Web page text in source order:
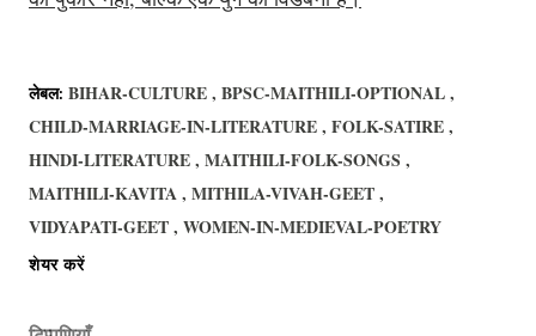
लेबल: BIHAR-CULTURE BPSC-MAITHILI-OPTIONAL
CHILD-MARRIAGE-IN-LITERATURE FOLK-SATIRE
HINDI-LITERATURE MAITHILI-FOLK-SONGS
MAITHILI-KAVITA MITHILA-VIVAH-GEET
VIDYAPATI-GEET WOMEN-IN-MEDIEVAL-POETRY
शेयर करें